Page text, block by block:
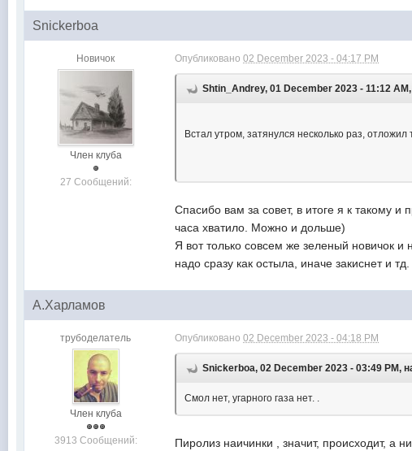
Snickerboa
Новичок
Член клуба
27 Сообщений:
Опубликовано02 December 2023 - 04:17 PM
Shtin_Andrey, 01 December 2023 - 11:12
Встал утром, затянулся несколько раз, отложил
Спасибо вам за совет, в итоге я к такому и
часа хватило. Можно и дольше)
Я вот только совсем же зеленый новичок и
надо сразу как остыла, иначе закиснет и тд.
А.Харламов
трубоделатель
Член клуба
3913 Сообщений:
Опубликовано02 December 2023 - 04:18 PM
Snickerboa, 02 December 2023 - 03:49 PM,
Смол нет, угарного газа нет. .
Пиролиз наичинки , значит, происходит, а